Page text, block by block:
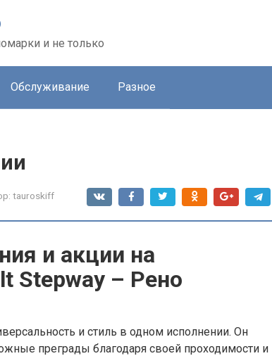
и не только
Обслуживание Разное
tauroskiff
и акции на
Stepway – Рено
и стиль в одном исполнении. Он
преграды благодаря своей проходимости и